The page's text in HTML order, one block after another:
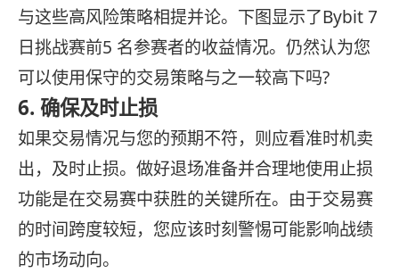
与这些高风险策略相提并论。下图显示了Bybit 7
日挑战赛前5 名参赛者的收益情况。仍然认为您
可以使用保守的交易策略与之一较高下吗?
6. 确保及时止损
如果交易情况与您的预期不符，则应看准时机卖
出，及时止损。做好退场准备并合理地使用止损
功能是在交易赛中获胜的关键所在。由于交易赛
的时间跨度较短，您应该时刻警惕可能影响战绩
的市场动向。